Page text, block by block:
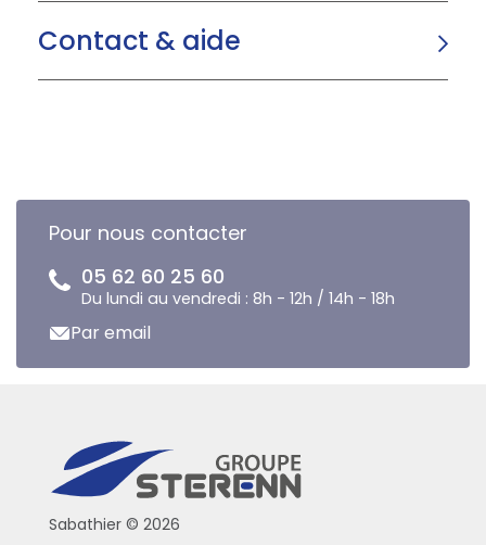
Contact & aide
Pour nous contacter
05 62 60 25 60
Du lundi au vendredi : 8h - 12h / 14h - 18h
Par email
Sabathier © 2026